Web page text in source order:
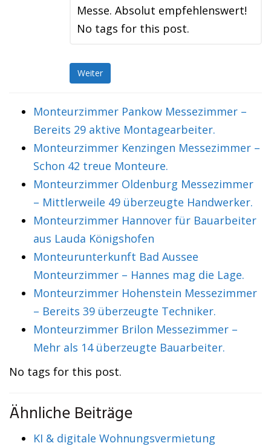
Messe. Absolut empfehlenswert!
No tags for this post.
Weiter
Monteurzimmer Pankow Messezimmer –
Bereits 29 aktive Montagearbeiter.
Monteurzimmer Kenzingen Messezimmer –
Schon 42 treue Monteure.
Monteurzimmer Oldenburg Messezimmer
– Mittlerweile 49 überzeugte Handwerker.
Monteurzimmer Hannover für Bauarbeiter
aus Lauda Königshofen
Monteurunterkunft Bad Aussee
Monteurzimmer – Hannes mag die Lage.
Monteurzimmer Hohenstein Messezimmer
– Bereits 39 überzeugte Techniker.
Monteurzimmer Brilon Messezimmer –
Mehr als 14 überzeugte Bauarbeiter.
No tags for this post.
Ähnliche Beiträge
KI & digitale Wohnungsvermietung